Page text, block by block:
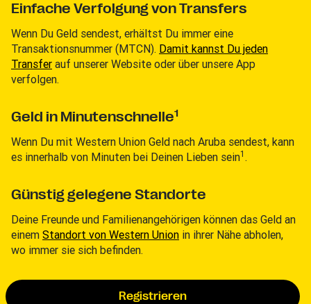
Einfache Verfolgung von Transfers
Wenn Du Geld sendest, erhältst Du immer eine
Transaktionsnummer (MTCN). Damit kannst Du jeden
Transfer auf unserer Website oder über unsere App
verfolgen.
Geld in Minutenschnelle1
Wenn Du mit Western Union Geld nach Aruba sendest, kann
es innerhalb von Minuten bei Deinen Lieben sein1 .
Günstig gelegene Standorte
Deine Freunde und Familienangehörigen können das Geld an
einem Standort von Western Union in ihrer Nähe abholen,
wo immer sie sich befinden.
Registrieren